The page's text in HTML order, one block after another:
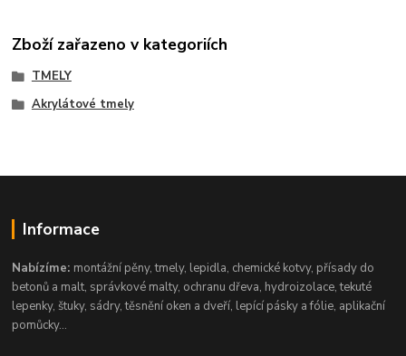
Zboží zařazeno v kategoriích
TMELY
Akrylátové tmely
Informace
Nabízíme: montážní pěny, tmely, lepidla, chemické kotvy, přísady do
betonů a malt, správkové malty, ochranu dřeva, hydroizolace, tekuté
lepenky, štuky, sádry, těsnění oken a dveří, lepící pásky a fólie, aplikační
pomůcky...